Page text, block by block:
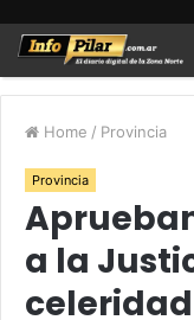
Home / Provincia
Provincia
a la